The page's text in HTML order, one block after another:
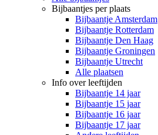
Bijbaantjes per plaats
Bijbaantje Amsterdam
Bijbaantje Rotterdam
Bijbaantje Den Haag
Bijbaantje Groningen
Bijbaantje Utrecht
Alle plaatsen
Info over leeftijden
Bijbaantje 14 jaar
Bijbaantje 15 jaar
Bijbaantje 16 jaar
Bijbaantje 17 jaar